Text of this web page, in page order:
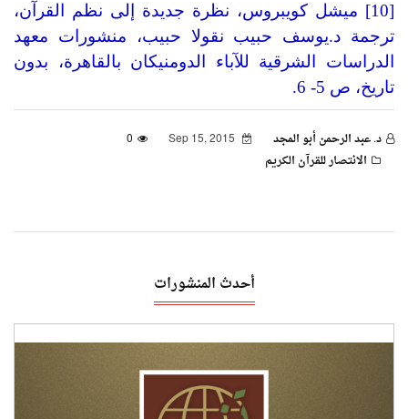
[10]
ميشل كويبروس، نظرة جديدة إلى نظم القرآن،
ترجمة د.يوسف حبيب نقولا حبيب، منشورات معهد
الدراسات الشرقية للآباء الدومنيكان بالقاهرة، بدون
تاريخ، ص
د. عبد الرحمن أبو المجد
0
الانتصار للقرآن الكريم
أحدث المنشورات